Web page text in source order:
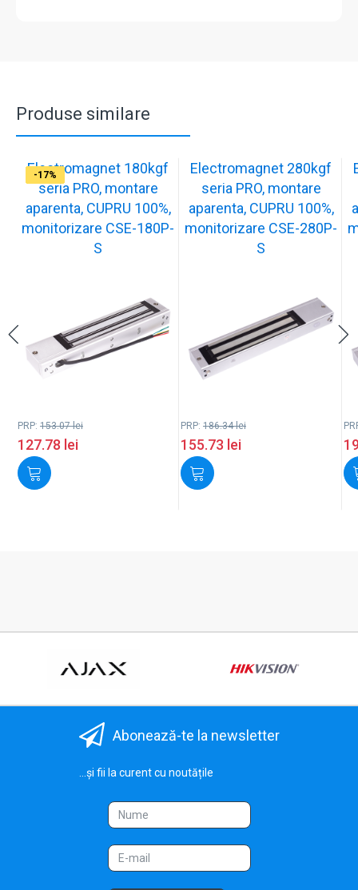
Produse similare
-17%
Electromagnet 180kgf
seria PRO, montare
aparenta, CUPRU 100%,
monitorizare CSE-180P-
S
PRP: 153.07lei
127.78 lei
-16%
Electromagnet 280kgf
seria PRO, montare
aparenta, CUPRU 100%,
monitorizare CSE-280P-
S
PRP: 186.34lei
155.73 lei
-17%
-17%
-17%
-17%
-17%
-17%
-17%
-17%
Abonează-te la newsletter
...și fii la curent cu noutățile